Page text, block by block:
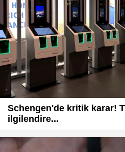
Schengen'de kritik karar!
ilgilendire...